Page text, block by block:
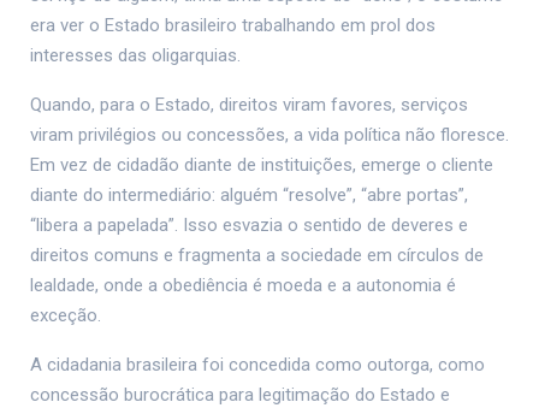
era ver o Estado brasileiro trabalhando em prol dos
interesses das oligarquias.
Quando, para o Estado, direitos viram favores, serviços
viram privilégios ou concessões, a vida política não floresce.
Em vez de cidadão diante de instituições, emerge o cliente
diante do intermediário: alguém “resolve”, “abre portas”,
“libera a papelada”. Isso esvazia o sentido de deveres e
direitos comuns e fragmenta a sociedade em círculos de
lealdade, onde a obediência é moeda e a autonomia é
exceção.
A cidadania brasileira foi concedida como outorga, como
concessão burocrática para legitimação do Estado e